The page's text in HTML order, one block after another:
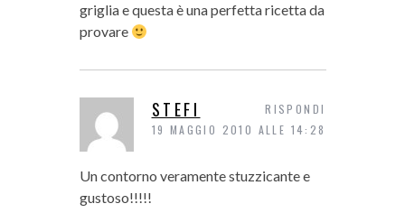
griglia e questa è una perfetta ricetta da
provare
STEFI
19 MAGGIO 2010 ALLE 14:28
Un contorno veramente stuzzicante e
gustoso!!!!!
RISPONDI